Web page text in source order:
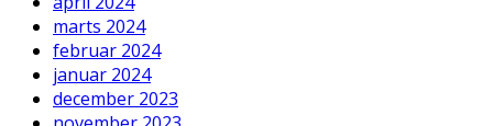
marts 2024
februar 2024
januar 2024
december 2023